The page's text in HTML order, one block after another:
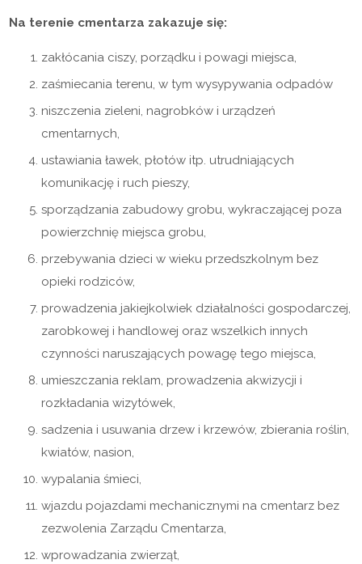
Na terenie cmentarza zakazuje się:
zakłócania ciszy, porządku i powagi miejsca,
zaśmiecania terenu, w tym wysypywania odpadów
niszczenia zieleni, nagrobków i urządzeń
cmentarnych,
ustawiania ławek, płotów itp. utrudniających
komunikację i ruch pieszy,
sporządzania zabudowy grobu, wykraczającej poza
powierzchnię miejsca grobu,
przebywania dzieci w wieku przedszkolnym bez
opieki rodziców,
prowadzenia jakiejkolwiek działalności gospodarczej,
zarobkowej i handlowej oraz wszelkich innych
czynności naruszających powagę tego miejsca,
umieszczania reklam, prowadzenia akwizycji i
rozkładania wizytówek,
sadzenia i usuwania drzew i krzewów, zbierania roślin,
kwiatów, nasion,
wypalania śmieci,
wjazdu pojazdami mechanicznymi na cmentarz bez
zezwolenia Zarządu Cmentarza,
wprowadzania zwierząt,